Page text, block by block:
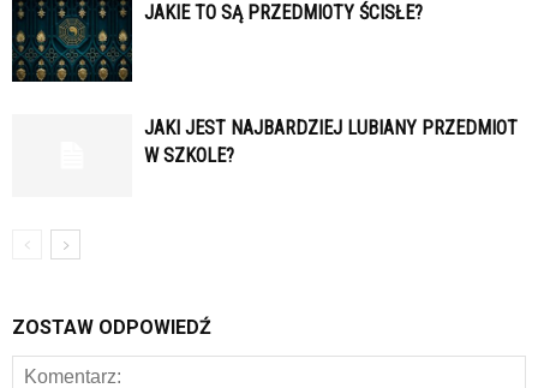
JAKIE TO SĄ PRZEDMIOTY ŚCISŁE?
JAKI JEST NAJBARDZIEJ LUBIANY PRZEDMIOT
W SZKOLE?
ZOSTAW ODPOWIEDŹ